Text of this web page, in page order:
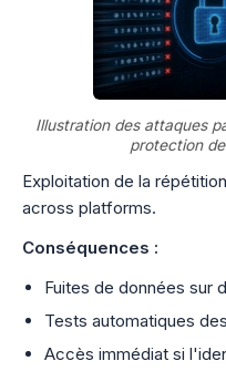
Illustration des attaques
protection
Exploitation de la
across platforms.
Conséquences :
Fuites de données sur
Tests automatiques
Accès immédiat si